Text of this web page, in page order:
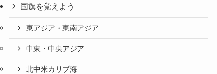
国旗を覚えよう
東アジア・東南アジア
中東・中央アジア
北中米カリブ海